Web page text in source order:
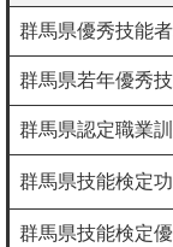
群馬県優秀技能
群馬県若年優秀
群馬県認定職業
群馬県技能検定
群馬県技能検定